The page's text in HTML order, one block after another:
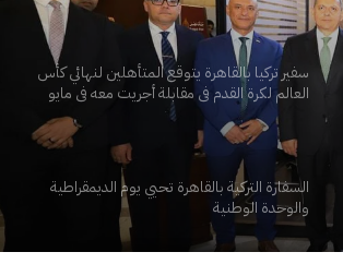
سفير تركيا بالقاهرة يتوقع المتأهلين لنهائي كأس
العالم لكرة القدم في مقابلة أجريت معه في مايو
السفارة التركية بالقاهرة تحيي يوم الديمقراطية
والوحدة الوطنية